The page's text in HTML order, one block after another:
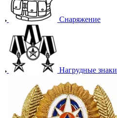
Снаряжение
Нагрудные знаки